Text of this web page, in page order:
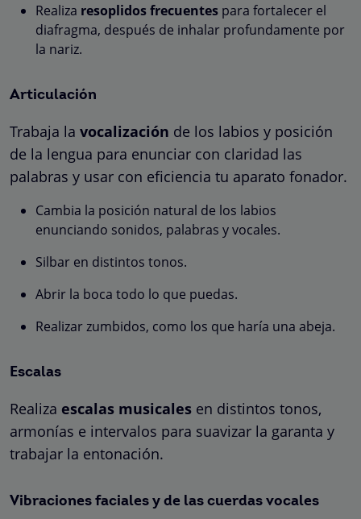
Realiza resoplidos frecuentes para fortalecer el
diafragma, después de inhalar profundamente por
la nariz.
Articulación
Trabaja la vocalización de los labios y posición
de la lengua para enunciar con claridad las
palabras y usar con eficiencia tu aparato fonador.
Cambia la posición natural de los labios
enunciando sonidos, palabras y vocales.
Silbar en distintos tonos.
Abrir la boca todo lo que puedas.
Realizar zumbidos, como los que haría una abeja.
Escalas
Realiza escalas musicales en distintos tonos,
armonías e intervalos para suavizar la garanta y
trabajar la entonación.
Vibraciones faciales y de las cuerdas vocales